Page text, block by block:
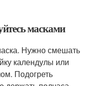
масками
Нужно смешать
календулы или
Подогреть